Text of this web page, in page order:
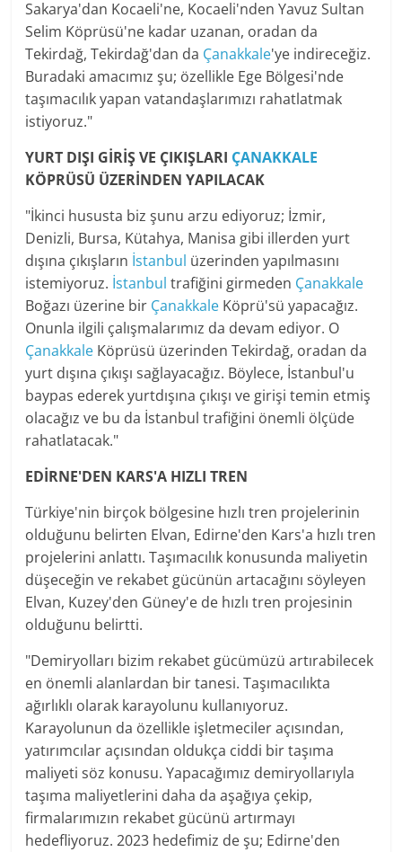
Sakarya'dan Kocaeli'ne, Kocaeli'nden Yavuz Sultan
Selim Köprüsü'ne kadar uzanan, oradan da
Tekirdağ, Tekirdağ'dan da Çanakkale'ye indireceğiz.
Buradaki amacımız şu; özellikle Ege Bölgesi'nde
taşımacılık yapan vatandaşlarımızı rahatlatmak
istiyoruz."
YURT DIŞI GİRİŞ VE ÇIKIŞLARI ÇANAKKALE
KÖPRÜSÜ ÜZERİNDEN YAPILACAK
"İkinci hususta biz şunu arzu ediyoruz; İzmir,
Denizli, Bursa, Kütahya, Manisa gibi illerden yurt
dışına çıkışların İstanbul üzerinden yapılmasını
istemiyoruz. İstanbul trafiğini girmeden Çanakkale
Boğazı üzerine bir Çanakkale Köprü'sü yapacağız.
Onunla ilgili çalışmalarımız da devam ediyor. O
Çanakkale Köprüsü üzerinden Tekirdağ, oradan da
yurt dışına çıkışı sağlayacağız. Böylece, İstanbul'u
baypas ederek yurtdışına çıkışı ve girişi temin etmiş
olacağız ve bu da İstanbul trafiğini önemli ölçüde
rahatlatacak."
EDİRNE'DEN KARS'A HIZLI TREN
Türkiye'nin birçok bölgesine hızlı tren projelerinin
olduğunu belirten Elvan, Edirne'den Kars'a hızlı tren
projelerini anlattı. Taşımacılık konusunda maliyetin
düşeceğin ve rekabet gücünün artacağını söyleyen
Elvan, Kuzey'den Güney'e de hızlı tren projesinin
olduğunu belirtti.
"Demiryolları bizim rekabet gücümüzü artırabilecek
en önemli alanlardan bir tanesi. Taşımacılıkta
ağırlıklı olarak karayolunu kullanıyoruz.
Karayolunun da özellikle işletmeciler açısından,
yatırımcılar açısından oldukça ciddi bir taşıma
maliyeti söz konusu. Yapacağımız demiryollarıyla
taşıma maliyetlerini daha da aşağıya çekip,
firmalarımızın rekabet gücünü artırmayı
hedefliyoruz. 2023 hedefimiz de şu; Edirne'den